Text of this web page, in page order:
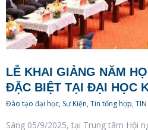
LỄ KHAI GIẢNG NĂM
ĐẶC BIỆT TẠI ĐẠI HỌC
Đào tạo đại học, Sự Kiện,Tin tổng hợp,
Sáng 05/9/2025, tại Trung tâm Hội